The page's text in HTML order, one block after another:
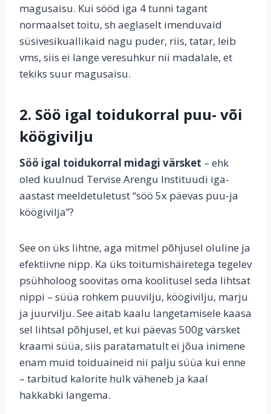
magusaisu. Kui sööd iga 4 tunni tagant
normaalset toitu, sh aeglaselt imenduvaid
süsivesikuallikaid nagu puder, riis, tatar, leib
vms, siis ei lange veresuhkur nii madalale, et
tekiks suur magusaisu.
2. Söö igal toidukorral puu- või
köögivilju
Söö igal toidukorral midagi värsket – ehk
oled kuulnud Tervise Arengu Instituudi iga-
aastast meeldetuletust “söö 5x päevas puu-ja
köögivilja”?
See on üks lihtne, aga mitmel põhjusel oluline ja
efektiivne nipp. Ka üks toitumishäiretega tegelev
psühholoog soovitas oma koolitusel seda lihtsat
nippi – süüa rohkem puuvilju, köögivilju, marju
ja juurvilju. See aitab kaalu langetamisele kaasa
sel lihtsal põhjusel, et kui päevas 500g värsket
kraami süüa, siis paratamatult ei jõua inimene
enam muid toiduaineid nii palju süüa kui enne
– tarbitud kalorite hulk väheneb ja kaal
hakkabki langema.